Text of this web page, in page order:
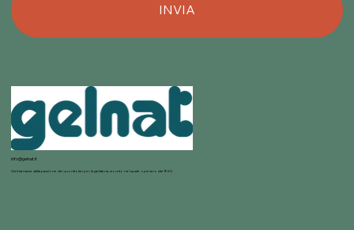
INVIA
info@gelnat.it
Gelnat nasce dalla passione dei suoi titolari per la gelateria, mondo nel quale operano dal 1950.